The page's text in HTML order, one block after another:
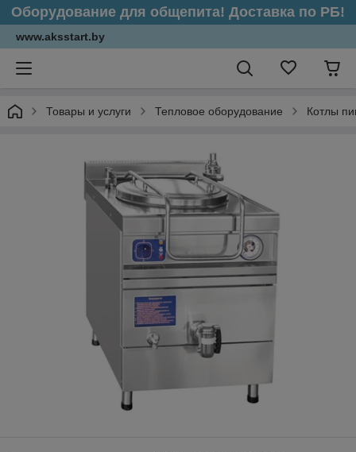
Оборудование для общепита! Доставка по РБ!
www.aksstart.by
Товары и услуги Тепловое оборудование Котлы